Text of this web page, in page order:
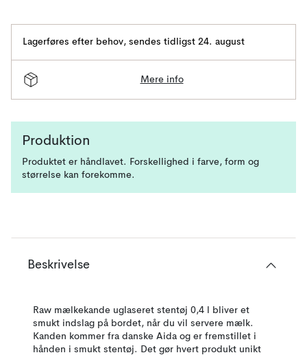
Lagerføres efter behov, sendes tidligst 24. august
Mere info
Produktion
Produktet er håndlavet. Forskellighed i farve, form og
størrelse kan forekomme.
Beskrivelse
Raw mælkekande uglaseret stentøj 0,4 l bliver et
smukt indslag på bordet, når du vil servere mælk.
Kanden kommer fra danske Aida og er fremstillet i
hånden i smukt stentøj. Det gør hvert produkt unikt